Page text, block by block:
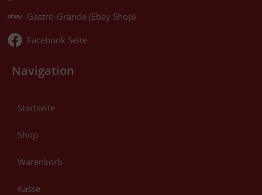
Gastro-Grande (Ebay Shop)
Facebook Seite
Navigation
Startseite
Shop
Warenkorb
Kasse